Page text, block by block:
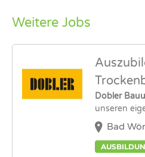
Weitere Jobs
Dobler
unseren
Bad